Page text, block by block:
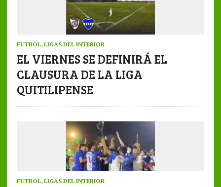
FUTBOL, LIGAS DEL INTERIOR
EL VIERNES SE DEFINIRÁ EL
CLAUSURA DE LA LIGA
QUITILIPENSE
FUTBOL, LIGAS DEL INTERIOR